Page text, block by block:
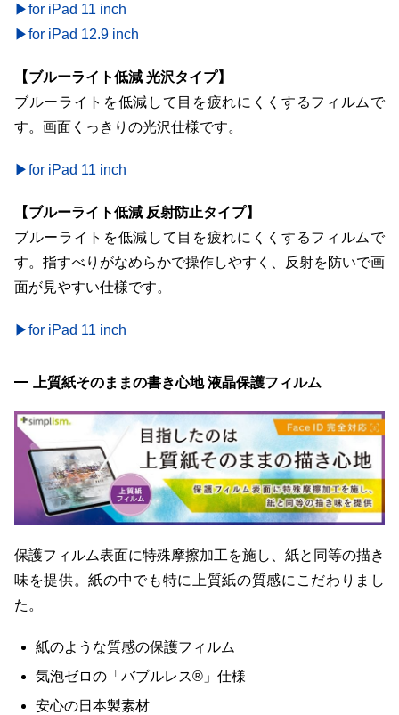
▶for iPad 11 inch
▶for iPad 12.9 inch
【ブルーライト低減 光沢タイプ】
ブルーライトを低減して目を疲れにくくするフィルムで
す。画面くっきりの光沢仕様です。
▶for iPad 11 inch
【ブルーライト低減 反射防止タイプ】
ブルーライトを低減して目を疲れにくくするフィルムで
す。指すべりがなめらかで操作しやすく、反射を防いで画
面が見やすい仕様です。
▶for iPad 11 inch
上質紙そのままの書き心地 液晶保護フィルム
保護フィルム表面に特殊摩擦加工を施し、紙と同等の描き
味を提供。紙の中でも特に上質紙の質感にこだわりまし
た。
紙のような質感の保護フィルム
気泡ゼロの「バブルレス®」仕様
安心の日本製素材